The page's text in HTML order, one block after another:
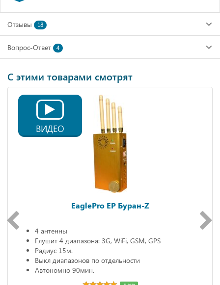
Отзывы 18
Вопрос-Ответ 4
С этими товарами смотрят
ВИДЕО
EaglePro EP Буран-Z
4 антенны
Глушит 4 диапазона: 3G, WiFi, GSM, GPS
Радиус 15м.
Выкл диапазонов по отдельности
Автономно 90мин.